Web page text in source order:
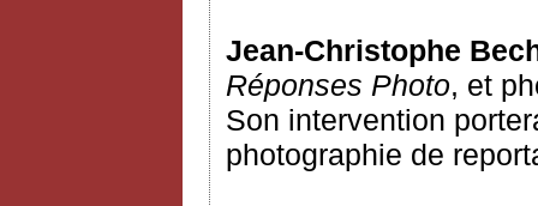
Jean-Christophe
Réponses Photo, et
Son intervention
photographie de